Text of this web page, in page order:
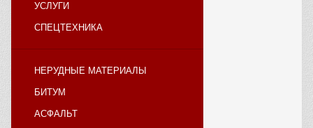
УСЛУГИ
СПЕЦТЕХНИКА
НЕРУДНЫЕ МАТЕРИАЛЫ
БИТУМ
АСФАЛЬТ